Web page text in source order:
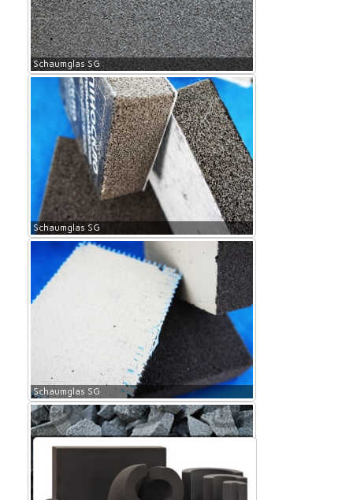
Schaumglas SG
Schaumglas SG
Schaumglas SG